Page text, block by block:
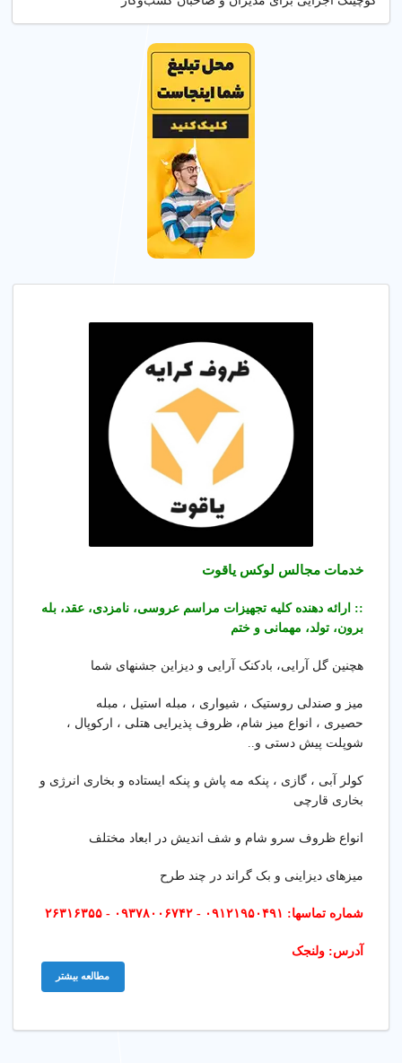
خدمات مجالس لوکس یاقوت
:: ارائه دهنده کلیه تجهیزات مراسم عروسی، نامزدی، عقد، بله
برون، تولد، مهمانی و ختم
هچنین گل آرایی، بادکنک آرایی و دیزاین جشنهای شما
میز و ‌صندلی روستیک ، شیواری ، مبله استیل ، مبله
حصیری ، انواع میز شام، ظروف پذیرایی هتلی ، ارکوپال ،
شوپلت پیش دستی و..
کولر آبی ، گازی ، پنکه مه پاش و پنکه ایستاده و بخاری انرژی و
بخاری قارچی
انواع ظروف سرو شام و شف اندیش در ابعاد مختلف
میزهای دیزاینی و بک گراند در چند طرح
شماره تماسها: ۰۹۱۲۱۹۵۰۴۹۱ - ۰۹۳۷۸۰۰۶۷۴۲ - ۲۶۳۱۶۳۵۵
آدرس: ولنجک
مطالعه بیشتر